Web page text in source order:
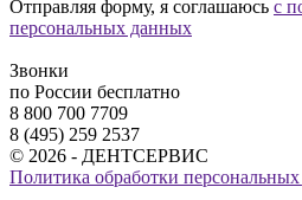
Отправляя форму, я соглашаюсь с
персональных данных
Звонки
по России бесплатно
8 800 700 7709
8 (495) 259 2537
© 2026 - ДЕНТСЕРВИС
Политика обработки